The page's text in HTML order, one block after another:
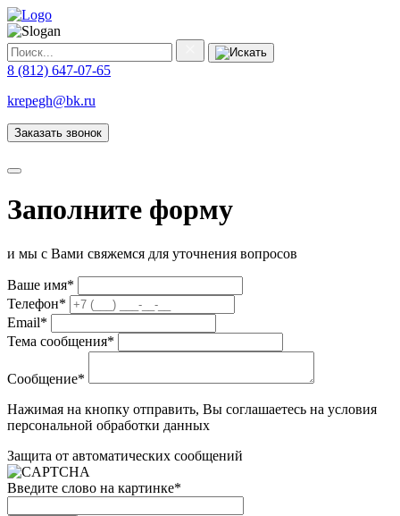
8 (812) 647-07-65
krepegh@bk.ru
Заказать звонок
Заполните форму
и мы с Вами свяжемся для уточнения вопросов
Ваше имя*
Телефон*
Email*
Тема сообщения*
Сообщение*
Нажимая на кнопку отправить, Вы соглашаетесь на условия
персональной обработки данных
Защита от автоматических сообщений
Введите слово на картинке*